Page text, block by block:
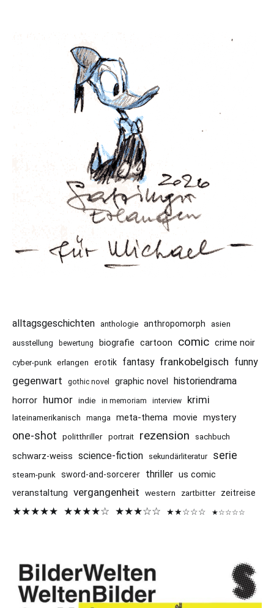
alltagsgeschichten anthologie anthropomorph asien
ausstellung bewertung biografie cartoon comic crime noir
cyber-punk erlangen erotik fantasy frankobelgisch funny
gegenwart gothic novel graphic novel historiendrama
horror humor indie in memoriam interview krimi
lateinamerikanisch manga meta-thema movie mystery
one-shot politthriller portrait rezension sachbuch
schwarz-weiss science-fiction sekundärliteratur serie
steam-punk sword-and-sorcerer thriller us comic
veranstaltung vergangenheit western zartbitter zeitreise
★★★★★ ★★★★☆ ★★★☆☆ ★★☆☆☆ ★☆☆☆☆